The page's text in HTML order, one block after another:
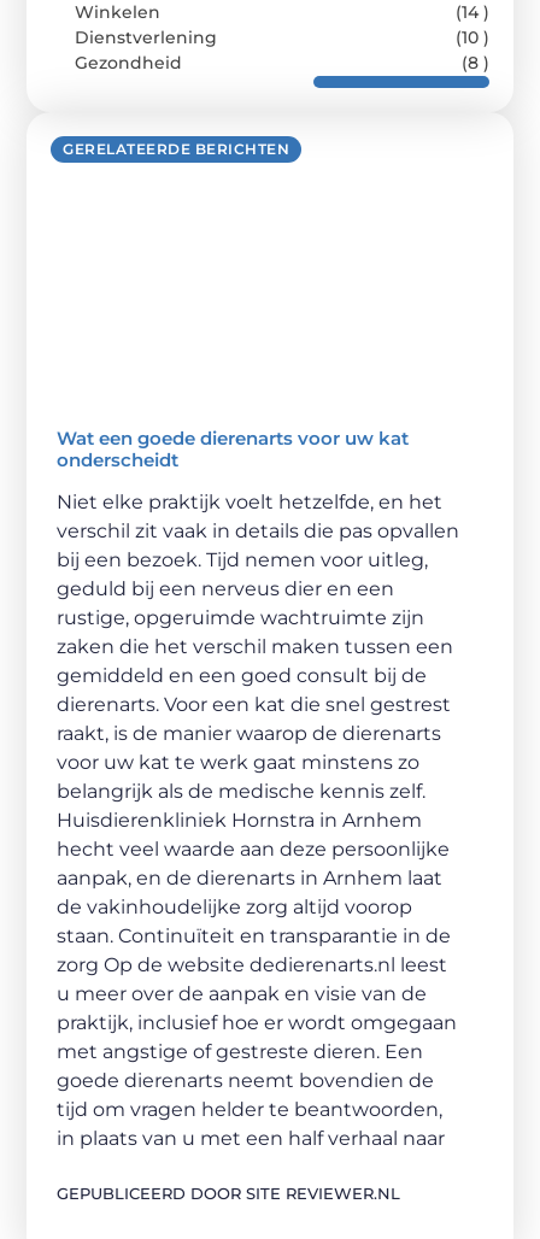
GERELATEERDE BERICHTEN
Wat een goede dierenarts voor uw kat
onderscheidt
Niet elke praktijk voelt hetzelfde, en het
verschil zit vaak in details die pas opvallen
bij een bezoek. Tijd nemen voor uitleg,
geduld bij een nerveus dier en een
rustige, opgeruimde wachtruimte zijn
zaken die het verschil maken tussen een
gemiddeld en een goed consult bij de
dierenarts. Voor een kat die snel gestrest
raakt, is de manier waarop de dierenarts
voor uw kat te werk gaat minstens zo
belangrijk als de medische kennis zelf.
Huisdierenkliniek Hornstra in Arnhem
hecht veel waarde aan deze persoonlijke
aanpak, en de dierenarts in Arnhem laat
de vakinhoudelijke zorg altijd voorop
staan. Continuïteit en transparantie in de
zorg Op de website dedierenarts.nl leest
u meer over de aanpak en visie van de
praktijk, inclusief hoe er wordt omgegaan
met angstige of gestreste dieren. Een
goede dierenarts neemt bovendien de
tijd om vragen helder te beantwoorden,
in plaats van u met een half verhaal naar
GEPUBLICEERD DOOR SITE REVIEWER.NL
Winkelen
(14 )
Dienstverlening
(10 )
Gezondheid
(8 )